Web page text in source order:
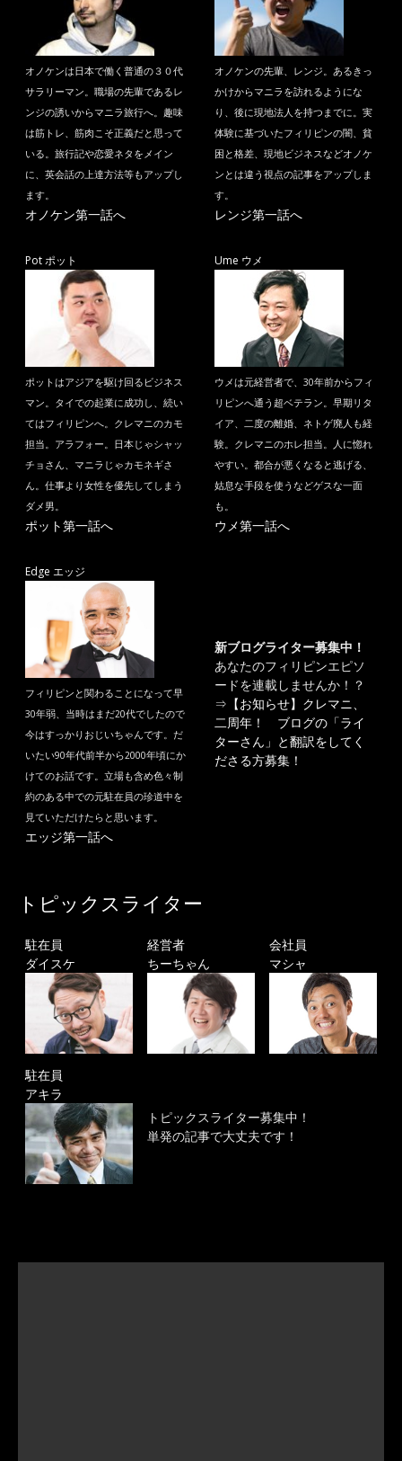
オノケンは日本で働く普通の３０代
サラリーマン。職場の先輩であるレ
ンジの誘いからマニラ旅行へ。趣味
は筋トレ、筋肉こそ正義だと思って
いる。旅行記や恋愛ネタをメイン
に、英会話の上達方法等もアップし
ます。
オノケン第一話へ
オノケンの先輩、レンジ。あるきっ
かけからマニラを訪れるようにな
り、後に現地法人を持つまでに。実
体験に基づいたフィリピンの闇、貧
困と格差、現地ビジネスなどオノケ
ンとは違う視点の記事をアップしま
す。
レンジ第一話へ
Pot ポット
ポットはアジアを駆け回るビジネス
マン。タイでの起業に成功し、続い
てはフィリピンへ。クレマニのカモ
担当。アラフォー。日本じゃシャッ
チョさん、マニラじゃカモネギさ
ん。仕事より女性を優先してしまう
ダメ男。
ポット第一話へ
Ume ウメ
ウメは元経営者で、30年前からフィ
リピンへ通う超ベテラン。早期リタ
イア、二度の離婚、ネトゲ廃人も経
験。クレマニのホレ担当。人に惚れ
やすい。都合が悪くなると逃げる、
姑息な手段を使うなどゲスな一面
も。
ウメ第一話へ
Edge エッジ
フィリピンと関わることになって早
30年弱、当時はまだ20代でしたので
今はすっかりおじいちゃんです。だ
いたい90年代前半から2000年頃にか
けてのお話です。立場も含め色々制
約のある中での元駐在員の珍道中を
見ていただけたらと思います。
エッジ第一話へ
新ブログライター募集中！
あなたのフィリピンエピソ
ードを連載しませんか！？
⇒ 【お知らせ】クレマニ、
二周年！ ブログの「ライ
ターさん」と翻訳をしてく
ださる方募集！
トピックスライター
駐在員
ダイスケ
経営者
ちーちゃん
会社員
マシャ
駐在員
アキラ
トピックスライター募集中！
単発の記事で大丈夫です！